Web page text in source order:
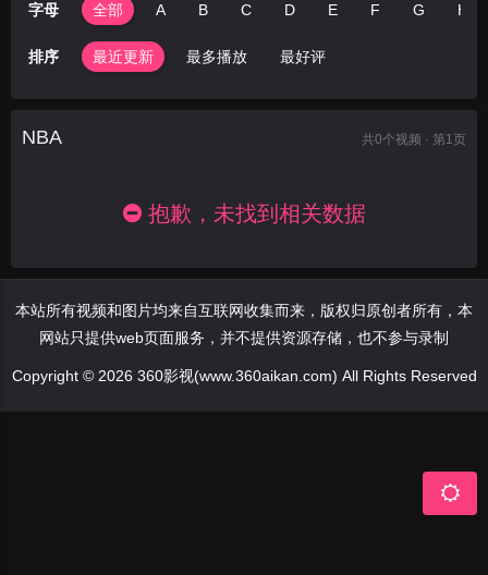
字母 全部 A B C D E F G H
排序 最近更新 最多播放 最好评
NBA 共0个视频 · 第1页
抱歉，未找到相关数据
本站所有视频和图片均来自互联网收集而来，版权归原创者所有，本
网站只提供web页面服务，并不提供资源存储，也不参与录制
Copyright © 2026 360影视(www.360aikan.com) All Rights Reserved